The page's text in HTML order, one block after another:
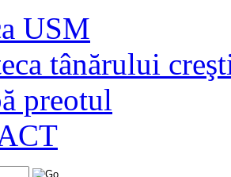
USM
tânărului
preotul